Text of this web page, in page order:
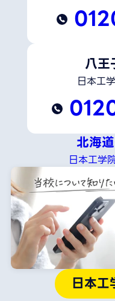
八王
日本工
北海
日本工学
日本工